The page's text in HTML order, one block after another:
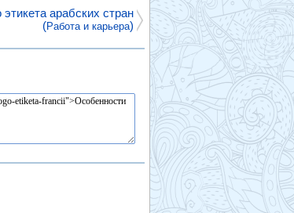
арабских стран
(Работа и карьера)